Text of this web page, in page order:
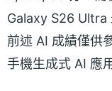
Galaxy S26 Ultra
前述 AI 成績僅供
手機生成式 AI 應